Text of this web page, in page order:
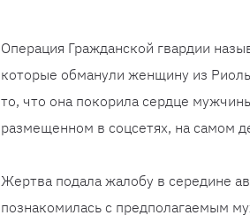
Операция Гражданской гвардии
которые обманули женщину из
то, что она покорила сердце
размещенном в соцсетях, на самом
Жертва подала жалобу в середине
познакомилась с предполагаемым